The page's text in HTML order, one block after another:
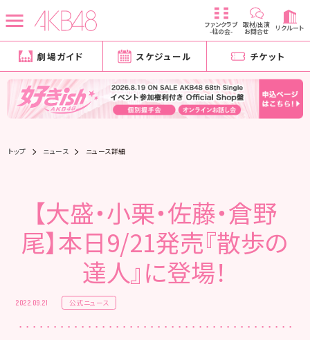
ファンクラブ
-柱の会-
取材/出演
お問合せ リクルート
劇場ガイド スケジュール チケット
トップ ニュース ニュース詳細
【大盛・小栗・佐藤・倉野
尾】本日9/21発売『散歩の
達人』に登場！
2022.09.21 公式ニュース